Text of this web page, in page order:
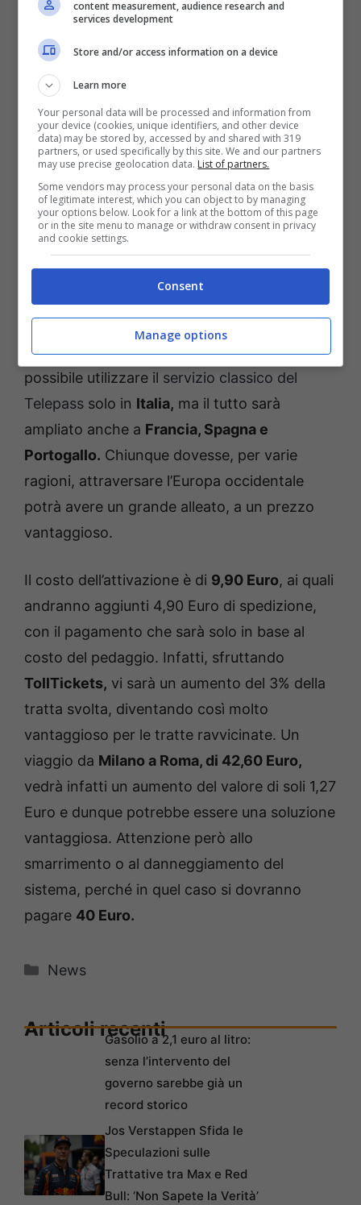
metodo dei pedaggi e dunque nasce
TollTicketsper unire le varie nazioni.
TollTickets (Tolltickets.com – fuoristrada.it)
Infatti con questo dispositivo non sarà
possibile utilizzare il servizio classico del
Telepass solo in Italia, ma il tutto sarà
ampliato anche a Francia, Spagna e
Portogallo. Chiunque dovesse, per varie
ragioni, attraversare l’Europa occidentale
potrà avere un grande alleato, a un prezzo
vantaggioso.
Il costo dell’attivazione è di 9,90 Euro, ai quali
andranno aggiunti 4,90 Euro di spedizione,
con il pagamento che sarà solo in base al
costo del pedaggio. Infatti, sfruttando
TollTickets, vi sarà un aumento del 3% della
tratta svolta, diventando così molto
vantaggioso per le tratte ravvicinate. Un
viaggio da Milano a Roma, di 42,60 Euro,
vedrà infatti un aumento del valore di soli 1,27
Euro e dunque potrebbe essere una soluzione
vantaggiosa. Attenzione però allo
smarrimento o al danneggiamento del
sistema, perché in quel caso si dovranno
pagare 40 Euro.
Categorie
News
Articoli recentiGasolio a 2,1 euro al litro:
senza l’intervento del
governo sarebbe già un
record storico
Jos Verstappen Sfida le
Speculazioni sulle
Trattative tra Max e Red
Bull: ‘Non Sapete la Verità’
content measurement, audience research and
services development
Store and/or access information on a device
Learn more
Your personal data will be processed and information from
your device (cookies, unique identifiers, and other device
data) may be stored by, accessed by and shared with 319
partners, or used specifically by this site. We and our partners
may use precise geolocation data. List of partners.
Some vendors may process your personal data on the basis
of legitimate interest, which you can object to by managing
your options below. Look for a link at the bottom of this page
or in the site menu to manage or withdraw consent in privacy
and cookie settings.
Consent
Manage options